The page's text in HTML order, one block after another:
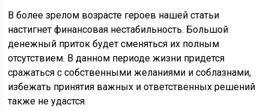
В более зрелом возрасте героев нашей статьи
настигнет финансовая нестабильность. Большой
денежный приток будет сменяться их полным
отсутствием. В данном периоде жизни придется
сражаться с собственными желаниями и соблазнами,
избежать принятия важных и ответственных решений
также не удастся.